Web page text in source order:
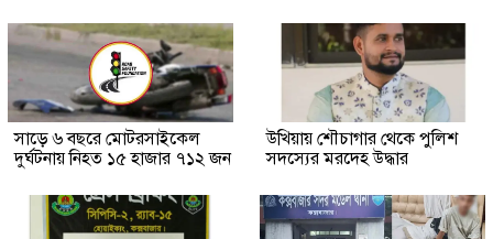
সাড়ে ৬ বছরে মোটরসাইকেল
দুর্ঘটনায় নিহত ১৫ হাজার ৭১২ জন
উখিয়ায় শৌচাগার থেকে পুলিশ
সদস্যের মরদেহ উদ্ধার